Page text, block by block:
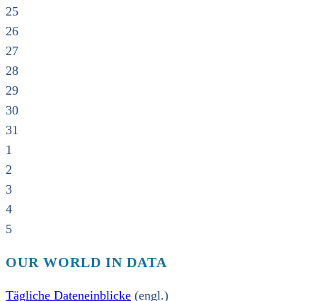
25
26
27
28
29
30
31
1
2
3
4
5
OUR WORLD IN DATA
Tägliche Dateneinblicke (engl.)